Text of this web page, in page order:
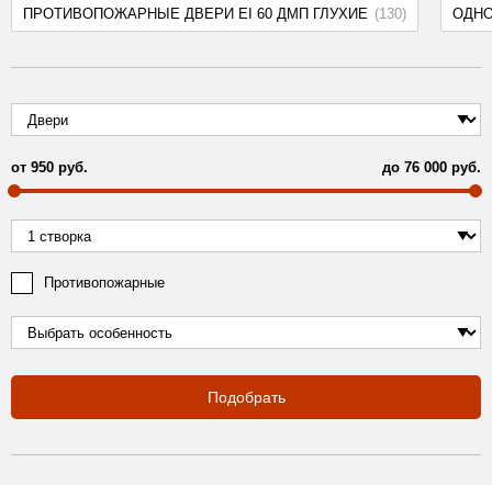
ПРОТИВОПОЖАРНЫЕ ДВЕРИ EI 60 ДМП ГЛУХИЕ (130)
от 950 руб. до 76 000 руб.
Противопожарные
Подобрать